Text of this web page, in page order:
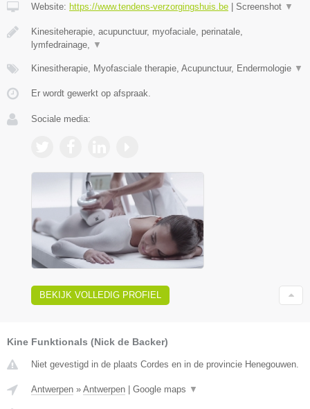
Website: https://www.tendens-verzorgingshuis.be | Screenshot ▼
Kinesiteherapie, acupunctuur, myofaciale, perinatale,
lymfedrainage,
▼
Kinesitherapie, Myofasciale therapie, Acupunctuur, Endermologie ▼
Er wordt gewerkt op afspraak.
Sociale media:
BEKIJK VOLLEDIG PROFIEL
Kine Funktionals (Nick de Backer)
Niet gevestigd in de plaats Cordes en in de provincie Henegouwen.
Antwerpen » Antwerpen Google maps ▼